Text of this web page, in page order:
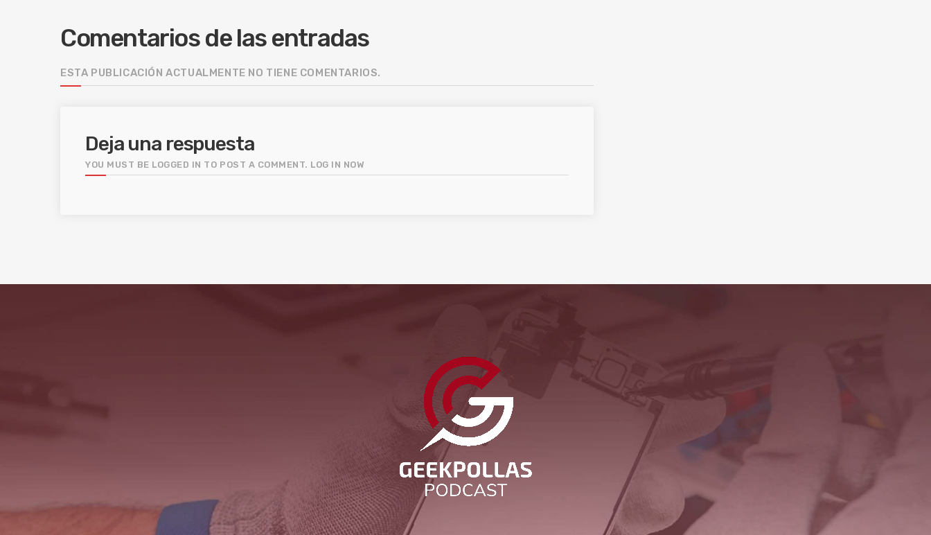
Comentarios de las entradas
ESTA PUBLICACIÓN ACTUALMENTE NO TIENE COMENTARIOS.
Deja una respuesta
YOU MUST BE LOGGED IN TO POST A COMMENT. LOG IN NOW